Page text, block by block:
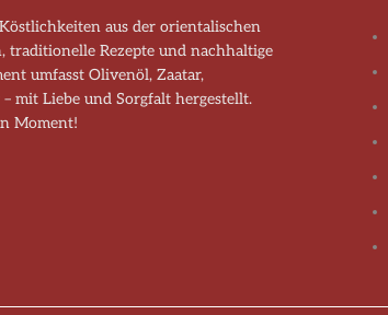
aus der orientalischen
traditionelle Rezepte und nachhaltige
umfasst Olivenöl, Zaatar,
mit Liebe und Sorgfalt hergestellt.
Moment!